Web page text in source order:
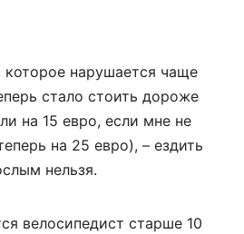
которое нарушается чаще
стало стоить дороже
на 15 евро, если мне не
на 25 евро), – ездить
нельзя.
велосипедист старше 10